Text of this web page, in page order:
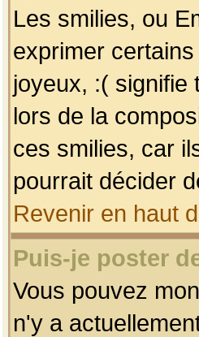
Les smilies, ou
exprimer
joyeux, :( signifie
lors de la
ces smilies, car
pourrait décider
Revenir en haut
Puis-je poster
Vous pouvez
n'y a